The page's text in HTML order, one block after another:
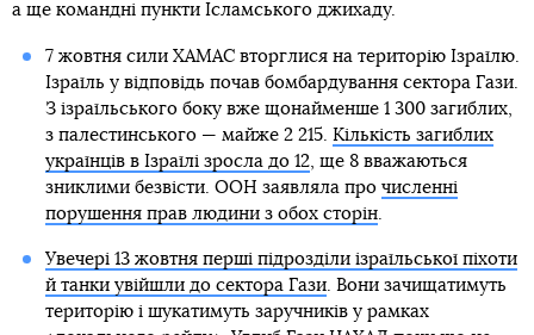
а ще командні пункти Ісламського джихаду.
7 жовтня сили ХАМАС вторглися на територію Ізраїлю.
Ізраїль у відповідь почав бомбардування сектора Гази.
З ізраїльського боку вже щонайменше 1 300 загиблих,
з палестинського — майже 2 215. Кількість загиблих
українців в Ізраїлі зросла до 12, ще 8 вважаються
зниклими безвісти. ООН заявляла про численні
порушення прав людини з обох сторін.
Увечері 13 жовтня перші підрозділи ізраїльської піхоти
й танки увійшли до сектора Гази. Вони зачищатимуть
територію і шукатимуть заручників у рамках